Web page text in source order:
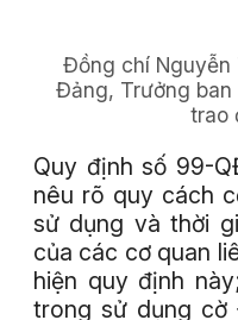
Đồng chí Nguyễn
Đảng, Trưởng ban
trao
Quy định số 99-
nêu rõ quy cách
sử dụng và thời
của các cơ quan
hiện quy định
trong sử dụng cờ